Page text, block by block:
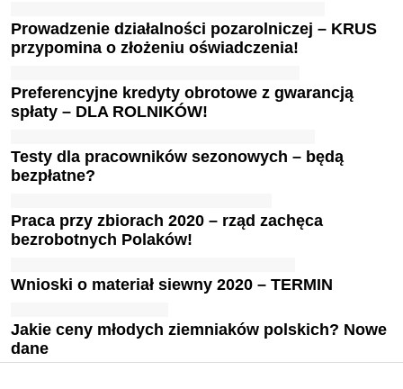
Prowadzenie działalności pozarolniczej – KRUS
przypomina o złożeniu oświadczenia!
Preferencyjne kredyty obrotowe z gwarancją
spłaty – DLA ROLNIKÓW!
Testy dla pracowników sezonowych – będą
bezpłatne?
Praca przy zbiorach 2020 – rząd zachęca
bezrobotnych Polaków!
Wnioski o materiał siewny 2020 – TERMIN
Jakie ceny młodych ziemniaków polskich? Nowe
dane